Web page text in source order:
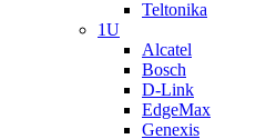
Teltonika
1U
Alcatel
Bosch
D-Link
EdgeMax
Genexis